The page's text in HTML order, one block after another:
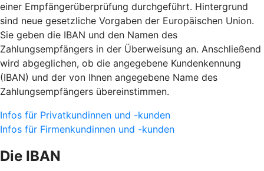
einer Empfängerüberprüfung durchgeführt. Hintergrund
sind neue gesetzliche Vorgaben der Europäischen Union.
Sie geben die IBAN und den Namen des
Zahlungsempfängers in der Überweisung an. Anschließend
wird abgeglichen, ob die angegebene Kundenkennung
(IBAN) und der von Ihnen angegebene Name des
Zahlungsempfängers übereinstimmen.
Infos für Privatkundinnen und -kunden
Infos für Firmenkundinnen und -kunden
Die IBAN